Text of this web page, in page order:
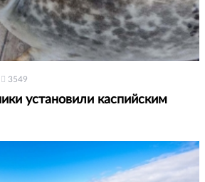
3549
установили каспийским